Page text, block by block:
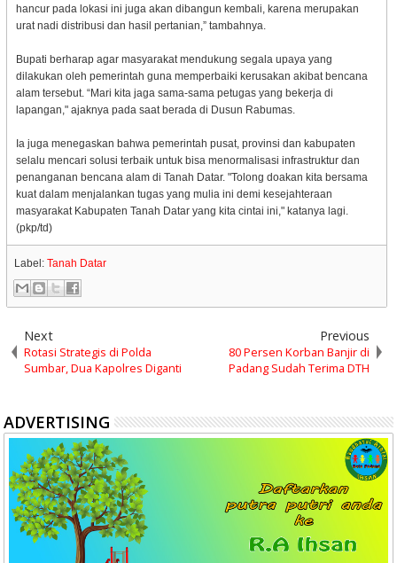
hancur pada lokasi ini juga akan dibangun kembali, karena merupakan
urat nadi distribusi dan hasil pertanian,” tambahnya.
Bupati berharap agar masyarakat mendukung segala upaya yang
dilakukan oleh pemerintah guna memperbaiki kerusakan akibat bencana
alam tersebut. “Mari kita jaga sama-sama petugas yang bekerja di
lapangan," ajaknya pada saat berada di Dusun Rabumas.
Ia juga menegaskan bahwa pemerintah pusat, provinsi dan kabupaten
selalu mencari solusi terbaik untuk bisa menormalisasi infrastruktur dan
penanganan bencana alam di Tanah Datar. "Tolong doakan kita bersama
kuat dalam menjalankan tugas yang mulia ini demi kesejahteraan
masyarakat Kabupaten Tanah Datar yang kita cintai ini," katanya lagi.
(pkp/td)
Label: Tanah Datar
Next
Rotasi Strategis di Polda
Sumbar, Dua Kapolres Diganti
Previous
80 Persen Korban Banjir di
Padang Sudah Terima DTH
ADVERTISING